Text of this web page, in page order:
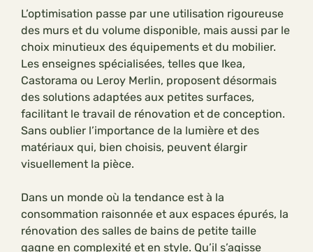
L’optimisation passe par une utilisation rigoureuse
des murs et du volume disponible, mais aussi par le
choix minutieux des équipements et du mobilier.
Les enseignes spécialisées, telles que Ikea,
Castorama ou Leroy Merlin, proposent désormais
des solutions adaptées aux petites surfaces,
facilitant le travail de rénovation et de conception.
Sans oublier l’importance de la lumière et des
matériaux qui, bien choisis, peuvent élargir
visuellement la pièce.
Dans un monde où la tendance est à la
consommation raisonnée et aux espaces épurés, la
rénovation des salles de bains de petite taille
gagne en complexité et en style. Qu’il s’agisse